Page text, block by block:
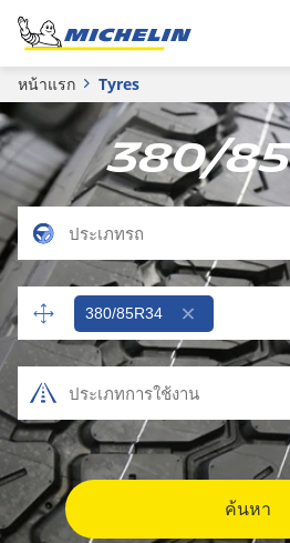
หน้าแรก Tyres
380/
380/85R34
ค้นหา